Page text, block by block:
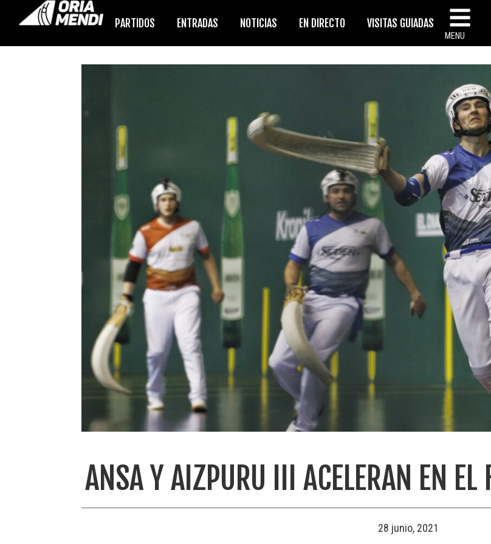
PARTIDOS ENTRADAS NOTICIAS EN DIRECTO VISITAS GUIADAS
MENU
ANSA Y AIZPURU III ACELERAN EN EL
28 junio, 2021